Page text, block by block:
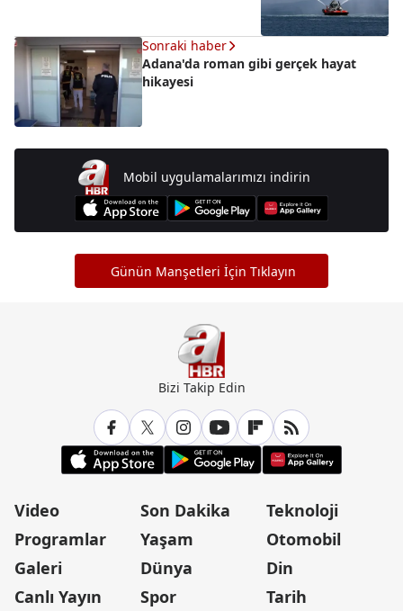
Sonraki haber
Adana'da roman gibi gerçek hayat
hikayesi
Mobil uygulamalarımızı indirin
Günün Manşetleri İçin Tıklayın
Bizi Takip Edin
Video
Programlar
Galeri
Canlı Yayın
Son Dakika
Yaşam
Dünya
Spor
Teknoloji
Otomobil
Din
Tarih